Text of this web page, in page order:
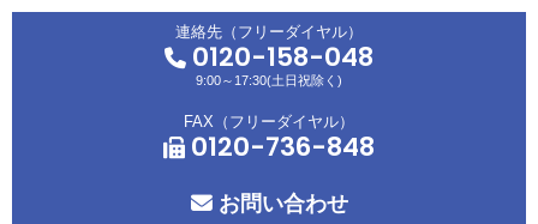
連絡先（フリーダイヤル）
0120-158-048
9:00～17:30(土日祝除く)
FAX（フリーダイヤル）
0120-736-848
お問い合わせ